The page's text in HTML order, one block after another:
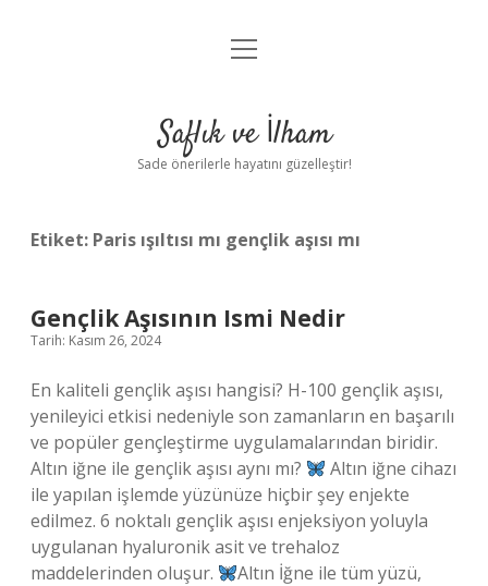
Anasayfa
Yasal Uyarı
menüyü
Saflık ve İlham
Sade önerilerle hayatını güzelleştir!
Etiket: Paris ışıltısı mı gençlik aşısı mı
Gençlik Aşısının Ismi Nedir
Tarih: Kasım 26, 2024
En kaliteli gençlik aşısı hangisi? H-100 gençlik aşısı,
yenileyici etkisi nedeniyle son zamanların en başarılı
ve popüler gençleştirme uygulamalarından biridir.
Altın iğne ile gençlik aşısı aynı mı?
Altın iğne cihazı
ile yapılan işlemde yüzünüze hiçbir şey enjekte
edilmez. 6 noktalı gençlik aşısı enjeksiyon yoluyla
uygulanan hyaluronik asit ve trehaloz
maddelerinden oluşur.
Altın İğne ile tüm yüzü,